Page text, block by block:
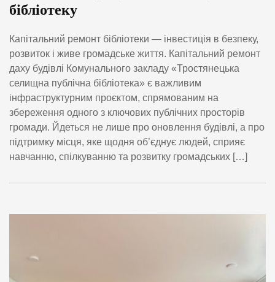
бібліотеку
Капітальний ремонт бібліотеки — інвестиція в безпеку,
розвиток і живе громадське життя. Капітальний ремонт
даху будівлі Комунального закладу «Тростянецька
селищна публічна бібліотека» є важливим
інфраструктурним проєктом, спрямованим на
збереження одного з ключових публічних просторів
громади. Йдеться не лише про оновлення будівлі, а про
підтримку місця, яке щодня об’єднує людей, сприяє
навчанню, спілкуванню та розвитку громадських […]